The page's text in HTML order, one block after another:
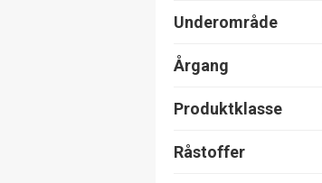
Underområde
Årgang
Produktklasse
Råstoffer